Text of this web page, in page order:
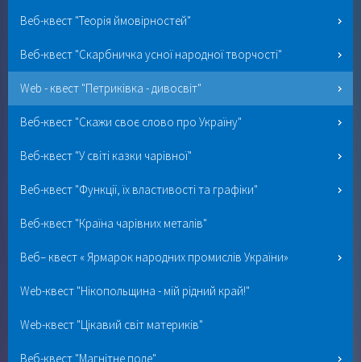
Веб-квест "Теорія ймовірностей"
Веб-квест "Скарбничка усної народної творчості"
Web - квест "Петриківка - дивосвіт"
Веб-квест "Скажи своє слово про Україну"
Веб-квест "У світі казки чарівної"
Веб-квест "Функції, їх властивості та графіки"
Веб-квест "Країна чарівних металів"
Веб– квест « Ярмарок народних промислів України»
Web-квест "Нікопольщина - мій рідний край!"
Web-квест "Цікавий світ материків"
Веб-квест "Магнітне поле"